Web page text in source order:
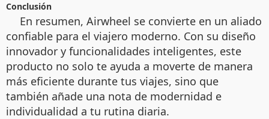
Conclusión
En resumen, Airwheel se convierte en un aliado
confiable para el viajero moderno. Con su diseño
innovador y funcionalidades inteligentes, este
producto no solo te ayuda a moverte de manera
más eficiente durante tus viajes, sino que
también añade una nota de modernidad e
individualidad a tu rutina diaria.